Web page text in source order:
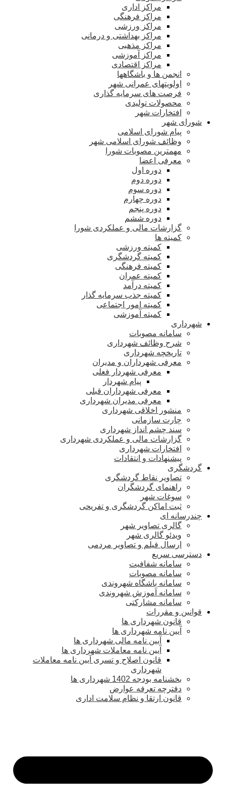
مراکز اداری
مراکز فرهنگی
مراکز ورزشی
مراکز بهداشتی و درمانی
مراکز مذهبی
مراکز آموزشی
مراکز اقتصادی
انجمن ها و باشگاهها
اولویتهای عمرانی شهر
فرصت های سرمایه گذاری
محصولات تولیدی
افتخارات شهر
شورای شهر
پیام شورای اسلامی
وظائف شورای اسلامی شهر
مهمترین مصوبات شورا
معرفی اعضا
دوره اول
دوره دوم
دوره سوم
دوره چهارم
دوره پنجم
دوره ششم
گزارشات مالی و عملکردی شورا
کمیته ها
کمیته ورزشی
کمیته گردشگری
کمیته فرهنگی
کمیته عمران
کمیته درآمد
کمیته جذب سرمایه گذار
کمیته امور اجتماعی
کمیته آموزشی
شهرداری
سامانه مصوبات
شرح وظائف شهرداری
تاریخچه شهرداری
معرفی شهرداران و مدیران
معرفی شهردار فعلی
پیام شهردار
معرفی شهرداران قبلی
معرفی مدیران شهرداری
منشور اخلاقی شهرداری
چارت سازمانی
سند چشم انداز شهرداری
گزارشات مالی و عملکردی شهرداری
افتخارات شهرداری
پیشنهادات و انتقادات
گردشگری
تصاویر نقاط گردشگری
راهنمای گردشگران
سوغات شهر
ثبت اماکن گردشگری و تفریحی
چندرسانه ای
گالری تصاویر شهر
ویدئو گالری شهر
ارسال فیلم و تصاویر مردمی
دسترسی سریع
سامانه شفافیت
سامانه مصوبات
سامانه باشگاه شهروندی
سامانه آموزش شهروندی
سامانه مشارکتی
قوانین و مقررات
قانون شهرداری ها
آیین نامه شهرداری ها
آیین نامه مالی شهرداری ها
آیین نامه معاملات شهرداری ها
قانون اصلاح و تسری آیین نامه معاملات
شهرداری
بخشنامه بودجه 1402 شهرداری ها
دفترچه تعرفه عوارض
قانون ارتقا و نظام سلامت اداری